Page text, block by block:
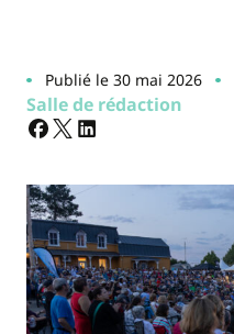
Publié le 30 mai 2026
Salle de rédaction